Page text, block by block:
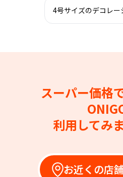
4号サイズのデコレー
スーパー価格
利用してみ
お近くの店